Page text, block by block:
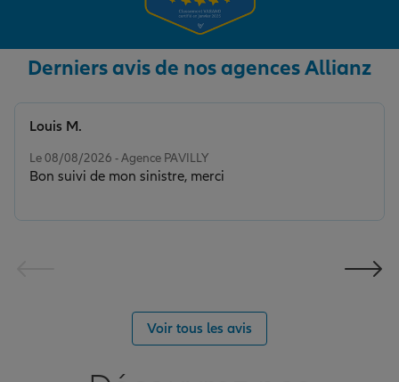
Derniers avis de nos agences Allianz
Le 08/08/2026 - Agence PAVILLY
Bon suivi de mon sinistre, merci
Louis M.
Voir tous les avis